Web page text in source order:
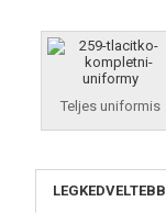
Teljes uniformis
LEGKEDVELTEBB